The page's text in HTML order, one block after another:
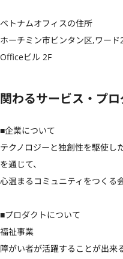
ベトナムオフィスの住所
ホーチミン市ビンタン区,ワー
Officeビル 2F
関わるサービス・プロ
■企業について
テクノロジーと独創性を駆使し
を通じて、
心温まるコミュニティをつくる
■プロダクトについて
福祉事業
障がい者が活躍することが出来